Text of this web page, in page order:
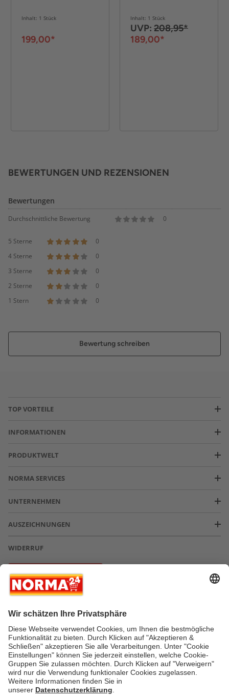
Inhalt: 1 Stück
199,00*
Inhalt: 1 Stück
UVP: 208,95*
189,00*
BEWERTUNGEN UND REZENSIONEN
Bewertungen
Durchschnittliche Bewertung 0
5 Sterne
0
4 Sterne
0
3 Sterne
0
2 Sterne
0
1 Stern
0
Bewertung schreiben
TOP VORTEILE
INFORMATIONEN
PRODUKTWELT
NORMA SERVICES
UNTERNEHMEN
AUSZEICHNUNGEN
WIDERRUF
Vertrag widerrufen
* Greifen Sie schnell zu! Alle angegebenen Preise in Euro und inklusive der
gesetzlichen Mehrwertsteuer. Irrtümer durch Schreib-, Programmier- und